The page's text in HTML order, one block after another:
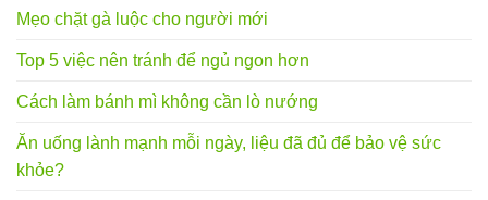
Mẹo chặt gà luộc cho người mới
Top 5 việc nên tránh để ngủ ngon hơn
Cách làm bánh mì không cần lò nướng
Ăn uống lành mạnh mỗi ngày, liệu đã đủ để bảo vệ sức
khỏe?